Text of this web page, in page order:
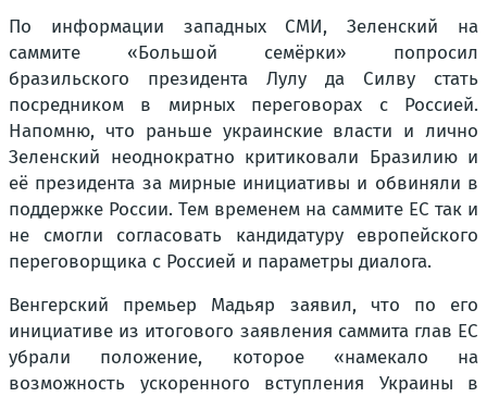
По информации западных СМИ, Зеленский на
саммите «Большой семёрки» попросил
бразильского президента Лулу да Силву стать
посредником в мирных переговорах с Россией.
Напомню, что раньше украинские власти и лично
Зеленский неоднократно критиковали Бразилию и
её президента за мирные инициативы и обвиняли в
поддержке России. Тем временем на саммите ЕС так и
не смогли согласовать кандидатуру европейского
переговорщика с Россией и параметры диалога.
Венгерский премьер Мадьяр заявил, что по его
инициативе из итогового заявления саммита глав ЕС
убрали положение, которое «намекало на
возможность ускоренного вступления Украины в